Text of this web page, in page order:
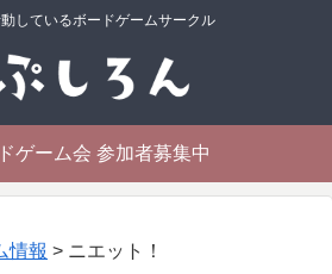
しているボードゲームサークル
ゲーム会 参加者募集中
情報 > ニエット！